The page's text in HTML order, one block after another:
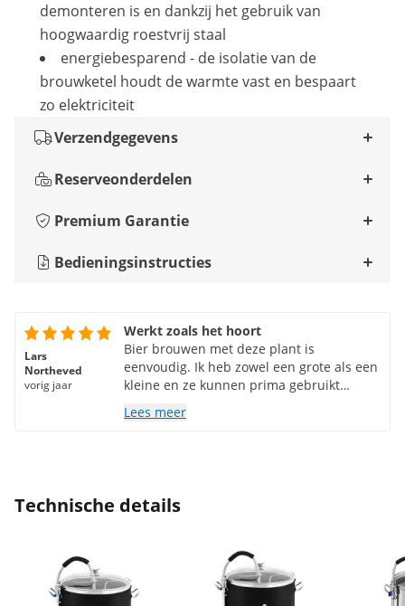
demonteren is en dankzij het gebruik van
hoogwaardig roestvrij staal
energiebesparend - de isolatie van de
brouwketel houdt de warmte vast en bespaart
zo elektriciteit
Verzendgegevens
Reserveonderdelen
Premium Garantie
Bedieningsinstructies
Lars
Northeved
vorig jaar
Werkt zoals het hoort
Bier brouwen met deze plant is
eenvoudig. Ik heb zowel een grote als een
kleine en ze kunnen prima gebruikt
Lees meer
Technische details